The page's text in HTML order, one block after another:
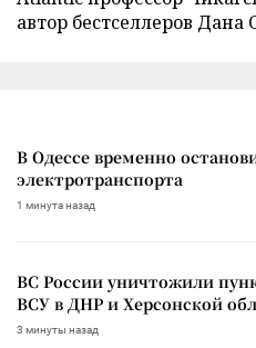
автор бестселлеров Дана
В Одессе временно
электротранспорта
1 минута назад
ВС России уничтожили
ВСУ в ДНР и Херсонской
3 минуты назад